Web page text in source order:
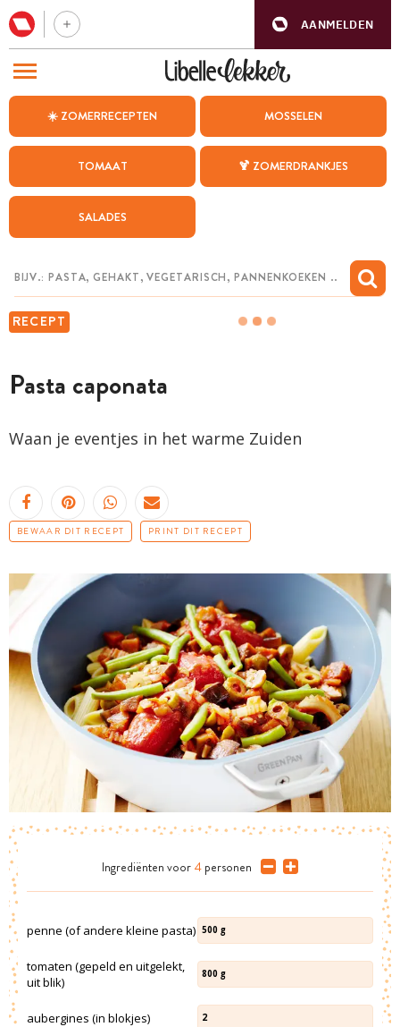
AANMELDEN
☀️ ZOMERRECEPTEN MOSSELEN
TOMAAT 🍹 ZOMERDRANKJES
SALADES
RECEPT
Pasta caponata
Waan je eventjes in het warme Zuiden
BEWAAR DIT RECEPT PRINT DIT RECEPT
Ingrediënten voor 4 personen
penne (of andere kleine pasta) 500 g
tomaten (gepeld en uitgelekt,
uit blik)
800 g
aubergines (in blokjes) 2
BEZOEK ONZE ANDERE WEBSITES
WEEKMENU
CHAT MET MAIA
MIJN BEWAARDE RECEPTEN